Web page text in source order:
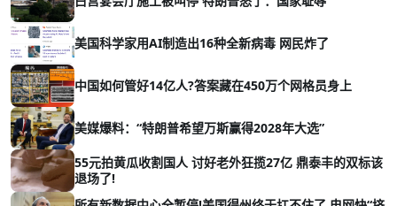
美国科学家用AI制造出16种全新病毒 网民炸了
中国如何管好14亿人?答案藏在450万个网格员身上
美媒爆料：“特朗普希望万斯赢得2028年大选”
55元拍黄瓜收割国人 讨好老外狂揽27亿 鼎泰丰的双标该
退场了!